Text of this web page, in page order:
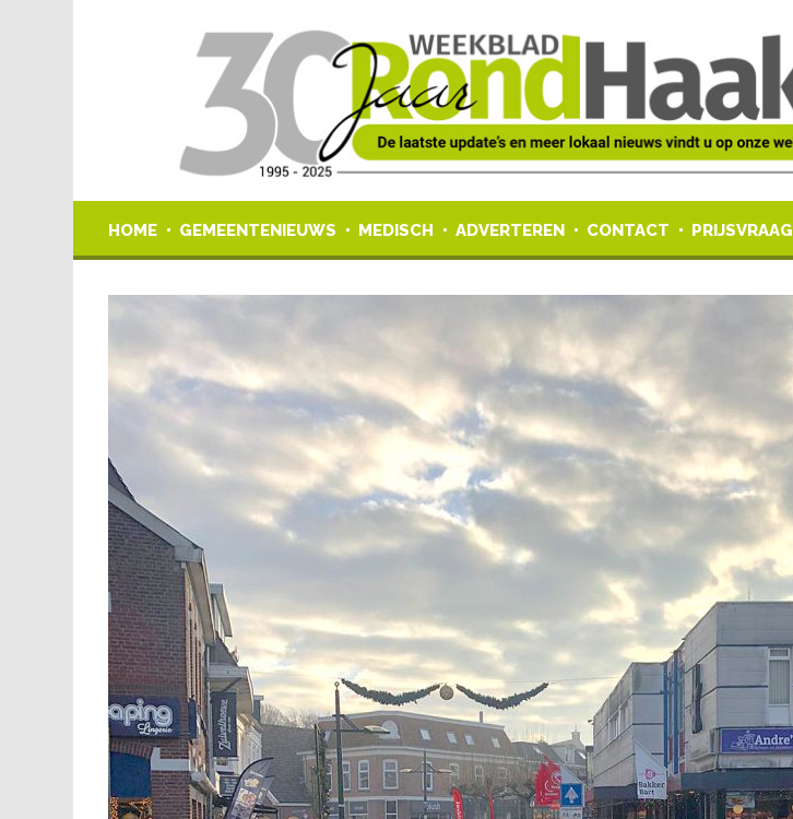
HOME GEMEENTENIEUWS MEDISCH ADVERTEREN CONTACT PRIJSVRAAG